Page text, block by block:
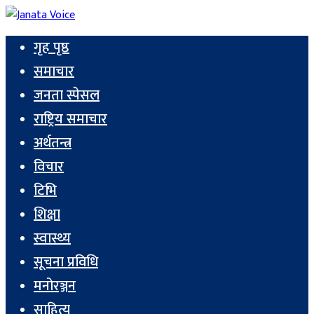
गृह पृष्ठ
समाचार
जनता स्पेसल
राष्ट्रिय समाचार
अर्थतन्त्र
विचार
टिभि
शिक्षा
स्वास्थ्य
सूचना प्रविधि
मनोरञ्जन